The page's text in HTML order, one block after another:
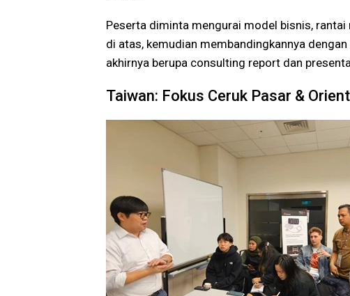
Peserta diminta mengurai model bisnis,
di atas, kemudian membandingkannya
akhirnya berupa consulting report dan
Taiwan: Fokus Ceruk Pasar &